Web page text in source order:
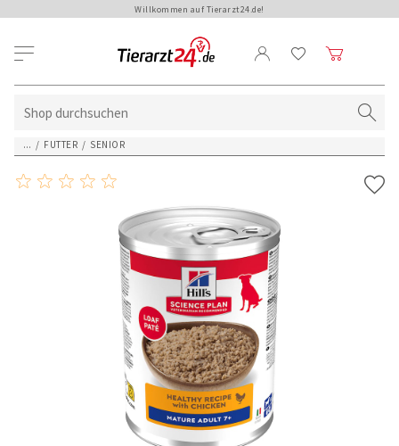
Willkommen auf Tierarzt24.de!
... / FUTTER / SENIOR